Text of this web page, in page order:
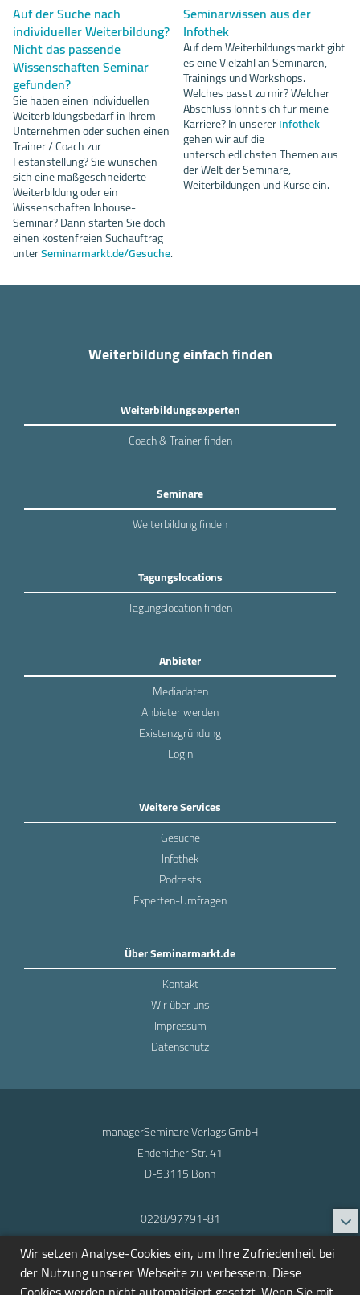
Auf der Suche nach
individueller Weiterbildung?
Nicht das passende
Wissenschaften Seminar
gefunden?
Sie haben einen individuellen
Weiterbildungsbedarf in Ihrem
Unternehmen oder suchen einen
Trainer / Coach zur
Festanstellung? Sie wünschen
sich eine maßgeschneiderte
Weiterbildung oder ein
Wissenschaften Inhouse-
Seminar? Dann starten Sie doch
einen kostenfreien Suchauftrag
unterSeminarmarkt.de/Gesuche.
Seminarwissen aus der
Infothek
Auf dem Weiterbildungsmarkt gibt
es eine Vielzahl an Seminaren,
Trainings und Workshops.
Welches passt zu mir? Welcher
Abschluss lohnt sich für meine
Karriere? In unsererInfothek
gehen wir auf die
unterschiedlichsten Themen aus
der Welt der Seminare,
Weiterbildungen und Kurse ein.
Weiterbildung einfach finden
Weiterbildungsexperten
Coach & Trainer finden
Seminare
Weiterbildung finden
Tagungslocations
Tagungslocation finden
Anbieter
Mediadaten
Anbieter werden
Existenzgründung
Login
Weitere Services
Gesuche
Infothek
Podcasts
Experten-Umfragen
Über Seminarmarkt.de
Kontakt
Wir über uns
Impressum
Datenschutz
managerSeminare Verlags GmbH
Endenicher Str. 41
D-53115 Bonn
0228/97791-81
info@seminarmarkt.de
© 2001-2026
Wir setzen Analyse-Cookies ein, um Ihre Zufriedenheit bei
der Nutzung unserer Webseite zu verbessern. Diese